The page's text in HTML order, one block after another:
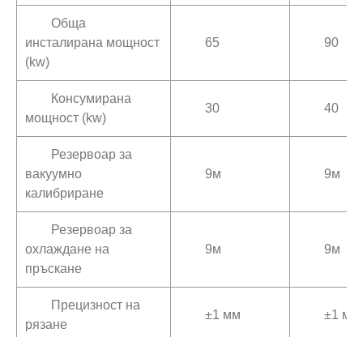
Обща
инсталирана мощност
(kw)
65 90
Консумирана
мощност (kw)
30 40
Резервоар за
вакуумно
калибриране
9м 9м
Резервоар за
охлаждане на
пръскане
9м 9м
Прецизност на
рязане
±1 мм ±1 мм